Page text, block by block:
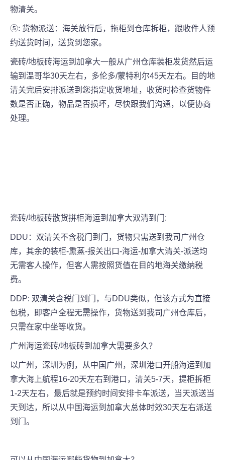
物清关。
⑤: 货物派送：海关放行后，拖柜到仓库拆柜，跟收件人预
约送货时间，送货到您家。
瓷砖/地板砖海运到加拿大一般从广州仓库装柜发货然后运
输到温哥华30天左右，多伦多/蒙特利尔45天左右。目的地
清关完后安排派送到您指定收货地址，收货时检查货物件
数是否正确，物品是否损坏，尽快跟我们沟通，以便协商
处理。
瓷砖/地板砖散货拼柜海运到加拿大双清到门:
DDU：双清关不含税门到门，货物只需送到我司广州仓
库，其余的装柜-熏蒸-报关出口-海运-加拿大清关-派送均
无需客人操作，但客人需按照货值在目的地海关缴纳税
费。
DDP: 双清关含税门到门，与DDU类似，但该方式为直接
包税，即客户全程无需操作，货物送到我司广州仓库后，
只需在家中坐等收货。
广州海运瓷砖/地板砖到加拿大需要多久？
以广州，深圳为例，从中国广州，深圳港口开船海运到加
拿大海上航程16-20天左右到港口，清关5-7天，提柜拆柜
1-2天左右，最后就是预约时间安排卡车派送，当天派送当
天到达，所以从中国海运到加拿大总体时效30天左右派送
到门。